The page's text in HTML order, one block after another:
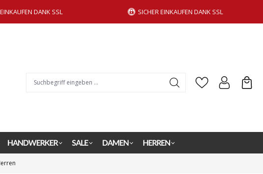
DANK SSL SICHER EINKAUFEN DANK SSL
HANDWERKER SALE DAMEN HERREN